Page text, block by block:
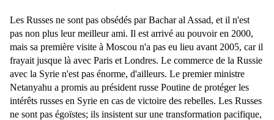
Les Russes ne sont pas obsédés par Bachar al Assad, et il n'est
pas non plus leur meilleur ami. Il est arrivé au pouvoir en 2000,
mais sa première visite à Moscou n'a pas eu lieu avant 2005, car il
frayait jusque là avec Paris et Londres. Le commerce de la Russie
avec la Syrie n'est pas énorme, d'ailleurs. Le premier ministre
Netanyahu a promis au président russe Poutine de protéger les
intérêts russes en Syrie en cas de victoire des rebelles. Les Russes
ne sont pas égoïstes; ils insistent sur une transformation pacifique,